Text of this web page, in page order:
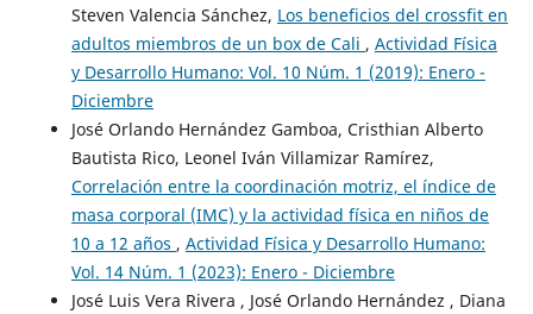
Steven Valencia Sánchez, Los beneficios del crossfit en
adultos miembros de un box de Cali , Actividad Física
y Desarrollo Humano: Vol. 10 Núm. 1 (2019): Enero -
Diciembre
José Orlando Hernández Gamboa, Cristhian Alberto
Bautista Rico, Leonel Iván Villamizar Ramírez,
Correlación entre la coordinación motriz, el índice de
masa corporal (IMC) y la actividad física en niños de
10 a 12 años , Actividad Física y Desarrollo Humano:
Vol. 14 Núm. 1 (2023): Enero - Diciembre
José Luis Vera Rivera , José Orlando Hernández , Diana